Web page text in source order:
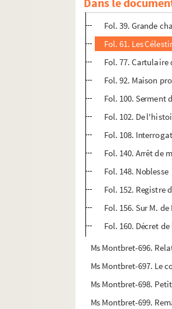
Fol. 17. Prieuré de
Fol. 39. Grande
Fol. 61. Les
Fol. 77. Cartulaire
Fol. 92. Maison
Fol. 100. Serment
Fol. 102. De
Fol. 108.
Fol. 140. Arrêt de
Fol. 148. Noblesse
Fol. 152. Registre
Fol. 156. Sur M. de
Fol. 160. Décret
Ms Montbret-696.
Ms Montbret-697. Le
Ms Montbret-698.
Ms Montbret-699.